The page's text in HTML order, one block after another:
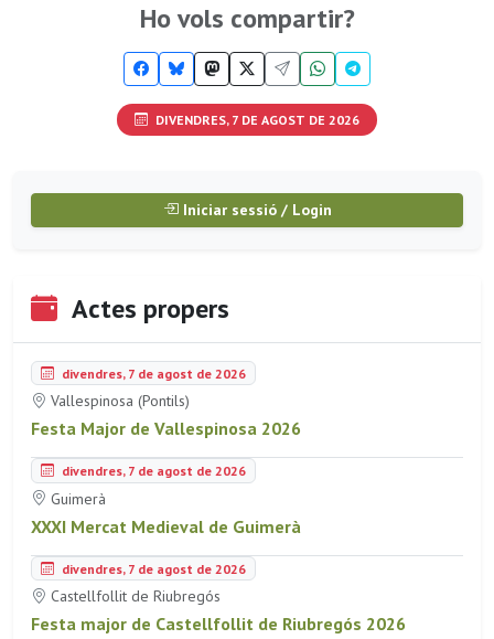
Ho vols compartir?
DIVENDRES, 7 DE AGOST DE 2026
Iniciar sessió / Login
Actes propers
divendres, 7 de agost de 2026
Vallespinosa (Pontils)
Festa Major de Vallespinosa 2026
divendres, 7 de agost de 2026
Guimerà
XXXI Mercat Medieval de Guimerà
divendres, 7 de agost de 2026
Castellfollit de Riubregós
Festa major de Castellfollit de Riubregós 2026